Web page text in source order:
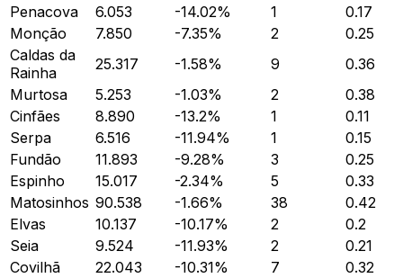
Penacova
6.053 -14.02% 1
0.17
Monção
7.850 -7.35% 2
0.25
Caldas da
Rainha
25.317 -1.58% 9
0.36
Murtosa
5.253 -1.03% 2
0.38
Cinfães
8.890 -13.2% 1
0.11
Serpa
6.516 -11.94% 1
0.15
Fundão
11.893 -9.28% 3
0.25
Espinho
15.017 -2.34% 5
0.33
Matosinhos 90.538 -1.66% 38
0.42
Elvas
10.137 -10.17% 2
0.2
Seia
9.524 -11.93% 2
0.21
Covilhã
22.043 -10.31% 7
0.32